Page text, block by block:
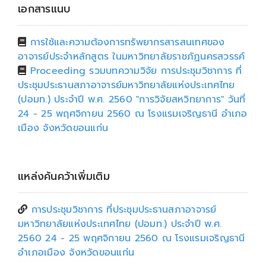
เอกสารแนบ
การใช้และความต้องการทรัพยากรสารสนเทศของ
อาจารย์ประจำหลักสูตร ในมหาวิทยาลัยราชภัฏนครสวรรค์
Proceeding รวมบทความวิจัย การประชุมวิชาการ ที่
ประชุมประธานสภาอาจารย์มหาวิทยาลัยแห่งประเทศไทย
(ปอมท.) ประจำปี พ.ศ. 2560 "การวิจัยสหวิทยาการ" วันที่
24 - 25 พฤศจิกายน 2560 ณ โรงแรมเจริญธานี อำเภอ
เมือง จังหวัดขอนแก่น
แหล่งค้นคว้าเพิ่มเติม
การประชุมวิชาการ ที่ประชุมประธานสภาอาจารย์
มหาวิทยาลัยแห่งประเทศไทย (ปอมท.) ประจำปี พ.ศ.
2560 24 - 25 พฤศจิกายน 2560 ณ โรงแรมเจริญธานี
อำเภอเมือง จังหวัดขอนแก่น